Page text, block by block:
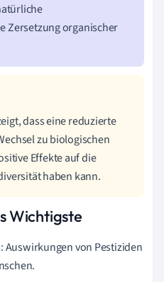
Zersetzung organischer
dass eine reduzierte
zu biologischen
Effekte auf die
haben kann.
Wichtigste
von Pestiziden